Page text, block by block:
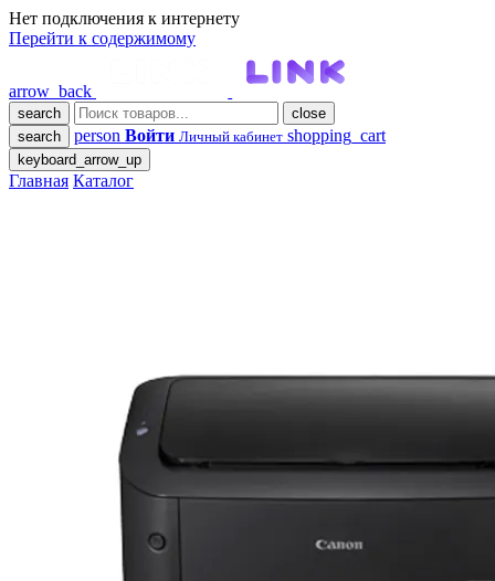
Нет подключения к интернету
Перейти к содержимому
arrow_back
search
close
search
person Войти Личный кабинет shopping_cart
keyboard_arrow_up
Главная Каталог